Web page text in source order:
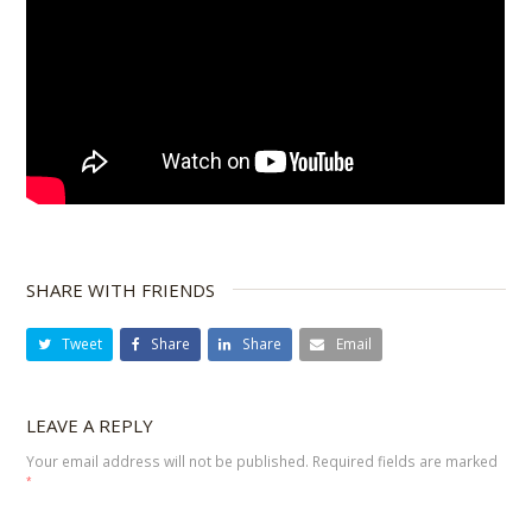
SHARE WITH FRIENDS
Tweet Share Share Email
LEAVE A REPLY
Your email address will not be published. Required fields are marked
*